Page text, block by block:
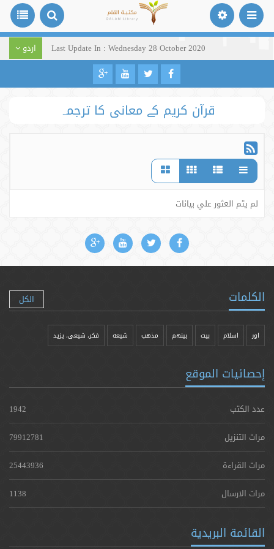
Last Update In : Wednesday 28 October 2020 اردو
قرآن کریم کے معانی کا ترجمہ
لم يتم العثور علي بيانات
الكلمات الكل
اور اسلام بیت بينهم مذهب شيعه فکر، شیعی، یزيد
إحصائيات الموقع
عدد الكتب
1942
مرات التنزيل
79912781
مرات القراءة
25443936
مرات الارسال
1138
القائمة البريدية